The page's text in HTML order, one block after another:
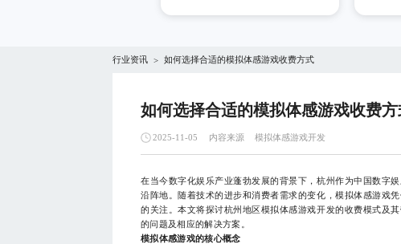
行业资讯 > 如何选择合适的模拟体感游戏收费方式
如何选择合适的模拟体感游戏收费方
2025-11-05 内容来源 模拟体感游戏开发
在当今数字化娱乐产业蓬勃发展的背景下，杭州作为中国数字
沿阵地。随着技术的进步和消费者需求的变化，模拟体感游戏
的关注。本文将探讨杭州地区模拟体感游戏开发的收费模式及
的问题及相应的解决方案。
模拟体感游戏的核心概念